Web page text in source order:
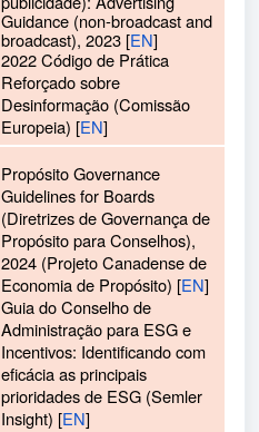
Guidance (non-broadcast and
broadcast), 2023 [EN]
2022 Código de Prática
Reforçado sobre
Desinformação (Comissão
Europeia) [EN]
Propósito Governance
Guidelines for Boards
(Diretrizes de Governança de
Propósito para Conselhos),
2024 (Projeto Canadense de
Economia de Propósito) [EN]
Guia do Conselho de
Administração para ESG e
Incentivos: Identificando com
eficácia as principais
prioridades de ESG (Semler
Insight) [EN]